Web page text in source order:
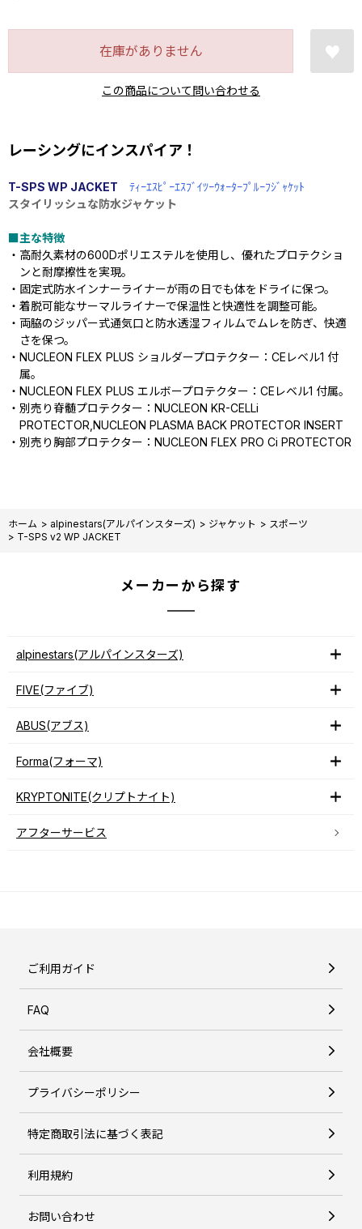
在庫がありません
この商品について問い合わせる
レーシングにインスパイア！
T-SPS WP JACKET ﾃｨｰｴｽﾋﾟｰｴｽﾌﾞｲﾂｰｳｫｰﾀｰﾌﾟﾙｰﾌｼﾞｬｹｯﾄ
スタイリッシュな防水ジャケット
■主な特徴
・高耐久素材の600Dポリエステルを使用し、優れたプロテクショ
ンと耐摩擦性を実現。
・固定式防水インナーライナーが雨の日でも体をドライに保つ。
・着脱可能なサーマルライナーで保温性と快適性を調整可能。
・両脇のジッパー式通気口と防水透湿フィルムでムレを防ぎ、快適
さを保つ。
・NUCLEON FLEX PLUS ショルダープロテクター：CEレベル1 付
属。
・NUCLEON FLEX PLUS エルボープロテクター：CEレベル1 付属。
・別売り脊髄プロテクター：NUCLEON KR-CELLi
PROTECTOR,NUCLEON PLASMA BACK PROTECTOR INSERT
・別売り胸部プロテクター：NUCLEON FLEX PRO Ci PROTECTOR
ホーム > alpinestars(アルパインスターズ) > ジャケット > スポーツ
> T-SPS v2 WP JACKET
メーカーから探す
alpinestars(アルパインスターズ)
FIVE(ファイブ)
ABUS(アブス)
Forma(フォーマ)
KRYPTONITE(クリプトナイト)
アフターサービス
ご利用ガイド
FAQ
会社概要
プライバシーポリシー
特定商取引法に基づく表記
利用規約
お問い合わせ